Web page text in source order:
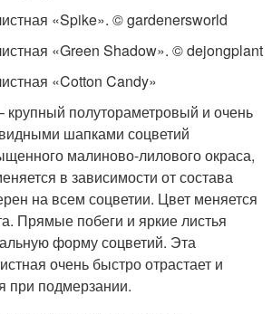
«Spike». © gardenersworld
«Green Shadow». © dejongplant
«Cotton Candy»
крупный полутораметровый и очень
шапками соцветий
малиново-лилового окраса,
в зависимости от состава
на всем соцветии. Цвет меняется
Прямые побеги и яркие листья
форму соцветий. Эта
очень быстро отрастает и
при подмерзании.